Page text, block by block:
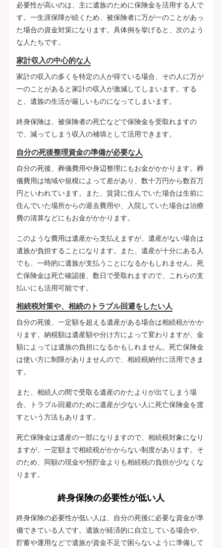
必要性が高いのは、主に遺族のために保険金を活用する人で
す。一生涯保障が続くため、被保険者に万が一のことがあっ
た場合の資金対策になります。具体例を挙げると、次のよう
な人たちです。
家計収入の中心的な人
家計の収入の多くを特定の人が得ている場合、その人に万が
一のことがあると家計の収入が激減してしまいます。する
と、遺族の生活が厳しいものになってしまいます。
終身保険は、被保険者の死亡などで保険金を受取れますの
で、減ってしまう収入の補填として活用できます。
自分の死後整理資金の準備が必要な人
自分の死後、葬儀費用や身辺整理にもお金がかかります。葬
儀費用は地域や規模によって差があり、数十万円から数百万
円といわれています。また、賃貸に住んでいた場合は生前に
住んでいた場所からの退去費用や、入院していた場合は治療
費の清算などにもお金がかかります。
このような費用は遺産から支払えますが、遺産がない場合は
遺族が負担することになります。また、遺産が十分にある人
でも、一時的に遺族が支払うことになるかもしれません。死
亡保険金は死亡確認後、数日で受取れますので、これらの支
払いにも活用可能です。
相続税対策や、相続のトラブル回避をしたい人
自分の死後、一定額を超える遺産がある場合は相続税がかか
ります。納税額は遺産額や分け方によって変わりますが、金
額によっては遺族の負担になるかもしれません。死亡保険金
は使い方に制限がありませんので、相続税納付に活用できま
す。
また、相続人の間で受取る遺産のかたよりが出てしまう場
合、トラブル回避のために遺産が少ない人に死亡保険金を渡
すという方法もあります。
死亡保険金は遺産の一部になりますので、相続税対象になり
ますが、一定額まで相続税がかからない制度があります。そ
のため、同額の現金や預貯金よりも相続税の負担が少なくな
ります。
終身保険の必要性が低い人
終身保険の必要性が低い人は、自分の死後に必要な資金が準
備できている人です。遺族が経済的に自立している場合や、
貯蓄や運用などで遺族が資金不足で困らないように準備して